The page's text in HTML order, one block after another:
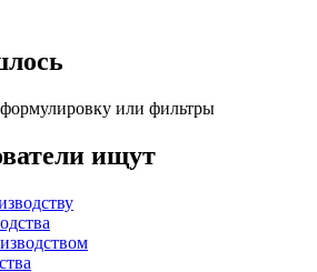
или фильтры
ищут